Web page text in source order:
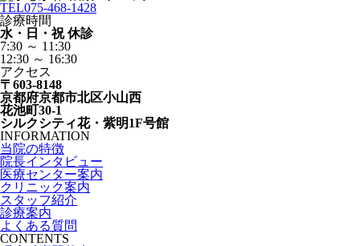
TEL075-468-1428
診療時間
水・日・祝 休診
7:30 ～ 11:30
12:30 ～ 16:30
アクセス
〒603-8148
京都府京都市北区小山西
花池町30-1
シルクシティ花・紫明1F号館
INFORMATION
当院の特徴
院長インタビュー
医療センター案内
クリニック案内
スタッフ紹介
診療案内
よくある質問
CONTENTS